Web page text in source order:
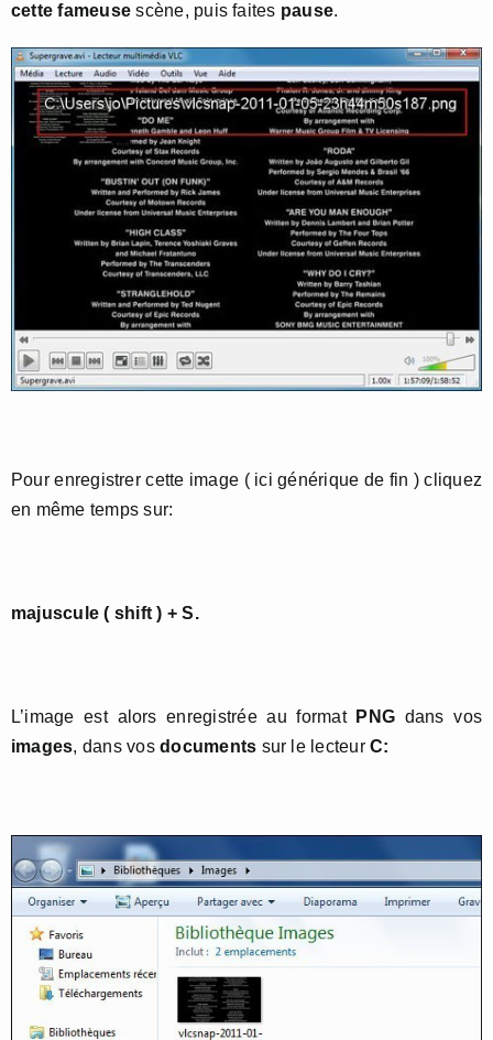
cette fameuse scène, puis faites pause.
Pour enregistrer cette image ( ici générique de fin ) cliquez
en même temps sur:
majuscule ( shift ) + S.
L’image est alors enregistrée au format PNG dans vos
images, dans vosdocuments sur le lecteurC: